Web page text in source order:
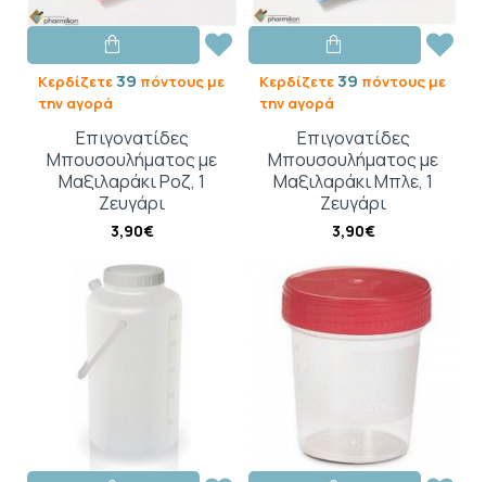
Κερδίζετε39 πόντους με
την αγορά
Επιγονατίδες
Μπουσουλήματος με
Μαξιλαράκι Ροζ, 1
Ζευγάρι
3,90€
Κερδίζετε39 πόντους με
την αγορά
Επιγονατίδες
Μπουσουλήματος με
Μαξιλαράκι Μπλε, 1
Ζευγάρι
3,90€